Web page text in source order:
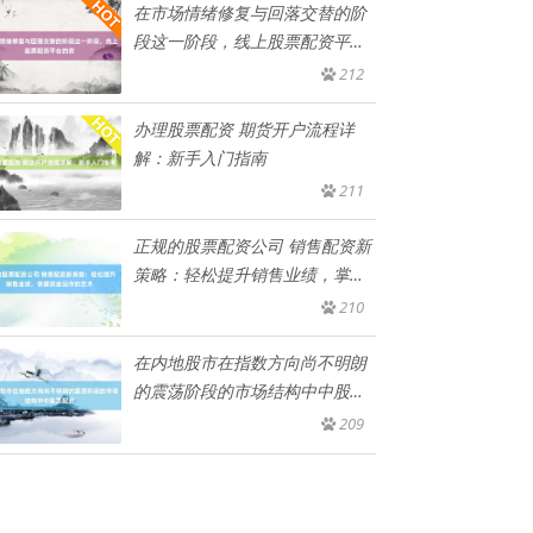
在市场情绪修复与回落交替的阶
段这一阶段，线上股票配资平台
212
办理股票配资 期货开户流程详
解：新手入门指南
211
正规的股票配资公司 销售配资新
策略：轻松提升销售业绩，掌握
210
在内地股市在指数方向尚不明朗
的震荡阶段的市场结构中中股票
209